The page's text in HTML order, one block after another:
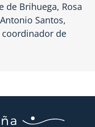
de Brihuega, Rosa
Santos,
de